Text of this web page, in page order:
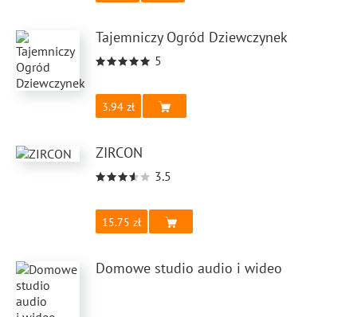
Tajemniczy Ogród Dziewczynek
5
3.94
ZIRCON
3.5
15.75
Domowe studio audio i wideo